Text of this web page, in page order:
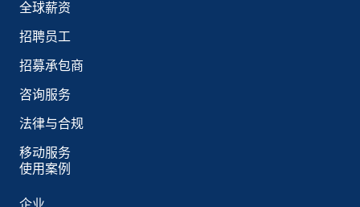
全球薪资
招聘员工
招募承包商
咨询服务
法律与合规
移动服务
使用案例